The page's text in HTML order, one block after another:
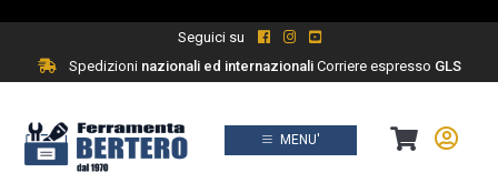
Seguici su
Spedizioninazionali ed internazionaliCorriere espresso GLS
MENU'
Prodotti